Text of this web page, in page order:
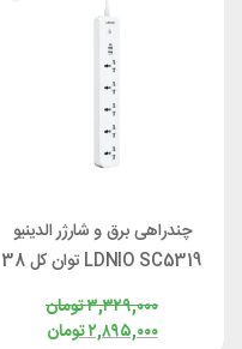
چندراهی برق و شارژر الدینیو
LDNIO SC5319 توان کل 38
وات
تومان۳,۳۲۹,۰۰۰
تومان۲,۸۹۵,۰۰۰